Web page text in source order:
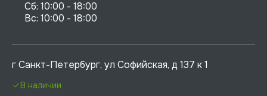
Сб: 10:00 - 18:00
г Санкт-Петербург, ул Софийская, д 137 к 1
В наличии